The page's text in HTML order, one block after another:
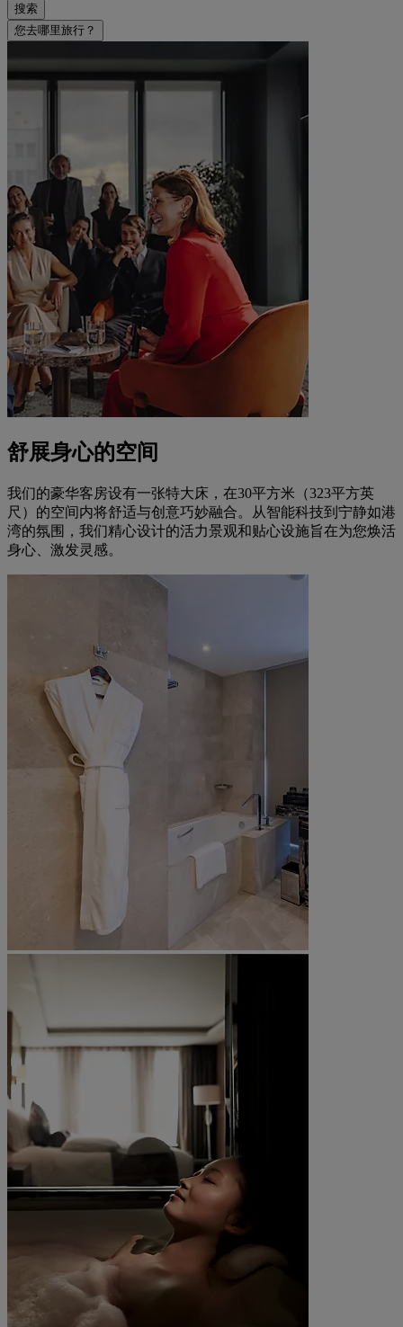
搜索
您去哪里旅行？
舒展身心的空间
我们的豪华客房设有一张特大床，在30平方米（323平方英
尺）的空间内将舒适与创意巧妙融合。从智能科技到宁静如港
湾的氛围，我们精心设计的活力景观和贴心设施旨在为您焕活
身心、激发灵感。